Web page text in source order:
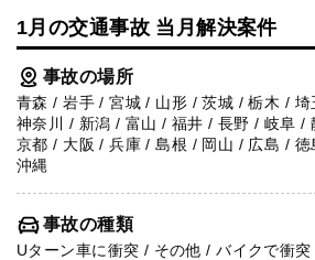
1月の交通事故 当月解決案件
事故の場所
青森 / 岩手 / 宮城 / 山形 / 茨城 / 栃木 /
神奈川 / 新潟 / 富山 / 福井 / 長野 / 岐阜 /
京都 / 大阪 / 兵庫 / 島根 / 岡山 / 広島 /
沖縄
事故の種類
Uターン車に衝突 / その他 / バイクで衝突